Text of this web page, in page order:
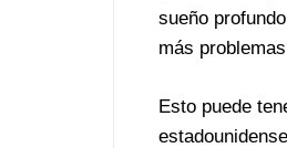
sueño
más
Esto puede